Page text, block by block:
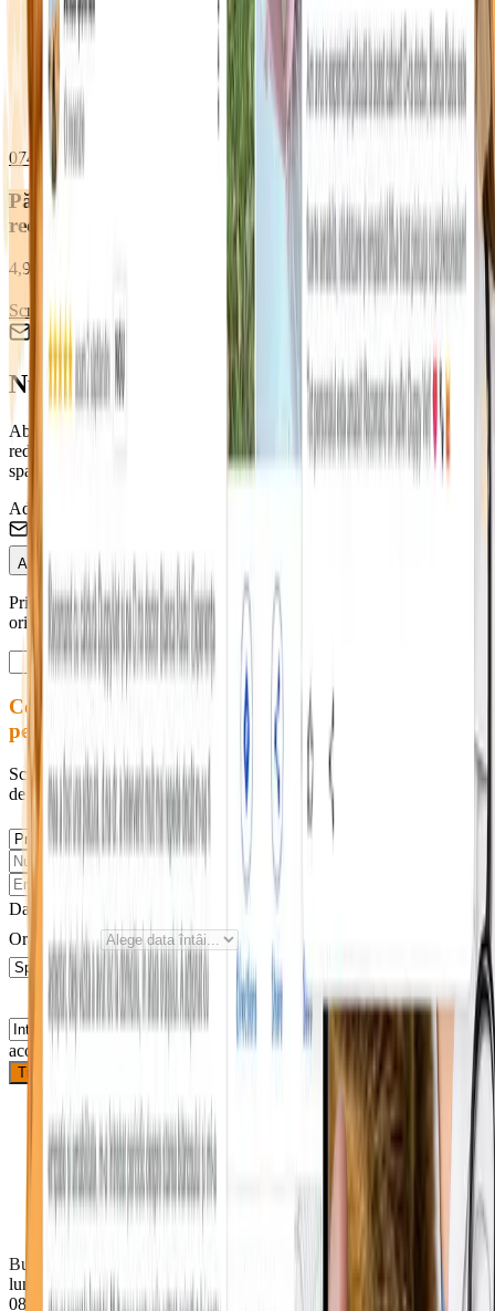
0748 096 612
Părinții de animăluțe ne
recomandă
4,9 ★ din 2000+ pacienți îngrijiți
Scrie o recenzie
Newsletter Duppy Vet
Nu rata ofertele pentru blănosul tău! 🐶
Abonează-te și fii primul care află despre campaniile de sterilizare,
reducerile la vaccinare și sfaturile medicilor noștri. Promitem zero
spam.
Adresa de Email
Abonează-te
Prin abonare accepți Termenii și Condițiile. Te poți dezabona
oricând.
Contactează-ne
pentru programări
Scrie-ne pentru programări, informații sau orice altă întrebare legată
de serviciile noastre. Răspundem rapid în timpul programului.
Data dorită
Ora preferată
Sunt de
acord cu prelucrarea datelor
Trimite solicitarea
Bulevardul Republicii 74, Roman 617246
luni
08–18